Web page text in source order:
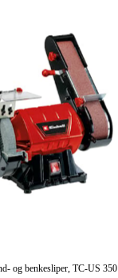
og benkesliper, TC-US 350